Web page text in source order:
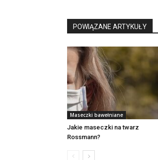
POWIĄZANE ARTYKUŁY
Maseczki bawełniane
Jakie maseczki na twarz
Rossmann?